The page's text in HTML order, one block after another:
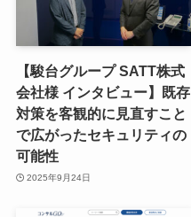
【駿台グループ SATT株式
会社様 インタビュー】既存
対策を客観的に見直すこと
で広がったセキュリティの
可能性
2025年9月24日